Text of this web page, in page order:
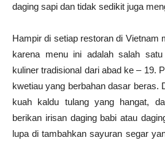
daging sapi dan tidak sedikit juga
Hampir di setiap restoran di Vietnam
karena menu ini adalah salah
kuliner tradisional dari abad ke – 19.
kwetiau yang berbahan dasar beras.
kuah kaldu tulang yang hangat,
berikan irisan daging babi atau
lupa di tambahkan sayuran segar